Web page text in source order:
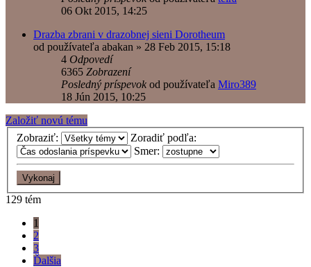
06 Okt 2015, 14:25
Drazba zbrani v drazobnej sieni Dorotheum
od používateľa abakan » 28 Feb 2015, 15:18
4 Odpovedí
6365 Zobrazení
Posledný príspevok od používateľa Miro389
18 Jún 2015, 10:25
Založiť novú tému
Zobraziť:
Zoradiť podľa:
Smer:
129 tém
1
2
3
Ďalšia